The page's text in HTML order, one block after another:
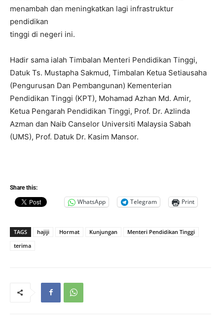
menambah dan meningkatkan lagi infrastruktur
pendidikan
tinggi di negeri ini.
Hadir sama ialah Timbalan Menteri Pendidikan Tinggi,
Datuk Ts. Mustapha Sakmud, Timbalan Ketua Setiausaha
(Pengurusan Dan Pembangunan) Kementerian
Pendidikan Tinggi (KPT), Mohamad Azhan Md. Amir,
Ketua Pengarah Pendidikan Tinggi, Prof. Dr. Azlinda
Azman dan Naib Canselor Universiti Malaysia Sabah
(UMS), Prof. Datuk Dr. Kasim Mansor.
Share this:
WhatsApp Telegram Print
TAGS hajiji Hormat Kunjungan
Menteri Pendidikan Tinggi
terima